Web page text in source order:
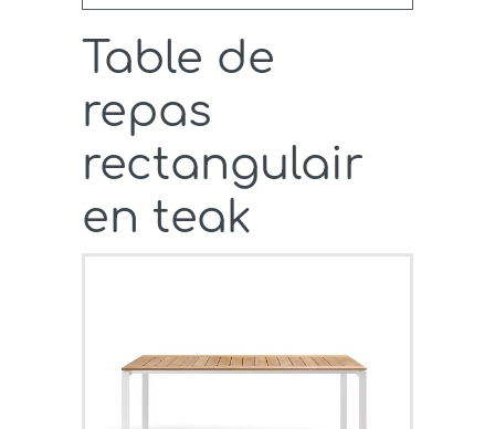
Table de
repas
rectangulair
en teak